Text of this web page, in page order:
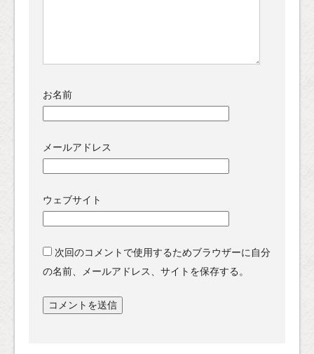
お名前
メールアドレス
ウェブサイト
次回のコメントで使用するためブラウザーに自分
の名前、メールアドレス、サイトを保存する。